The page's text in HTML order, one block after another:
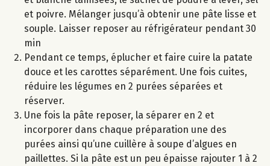
et poivre. Mélanger jusqu’à obtenir une pâte lisse et
souple. Laisser reposer au réfrigérateur pendant 30
min
Pendant ce temps, éplucher et faire cuire la patate
douce et les carottes séparément. Une fois cuites,
réduire les légumes en 2 purées séparées et
réserver.
Une fois la pâte reposer, la séparer en 2 et
incorporer dans chaque préparation une des
purées ainsi qu’une cuillère à soupe d’algues en
paillettes. Si la pâte est un peu épaisse rajouter 1 à 2